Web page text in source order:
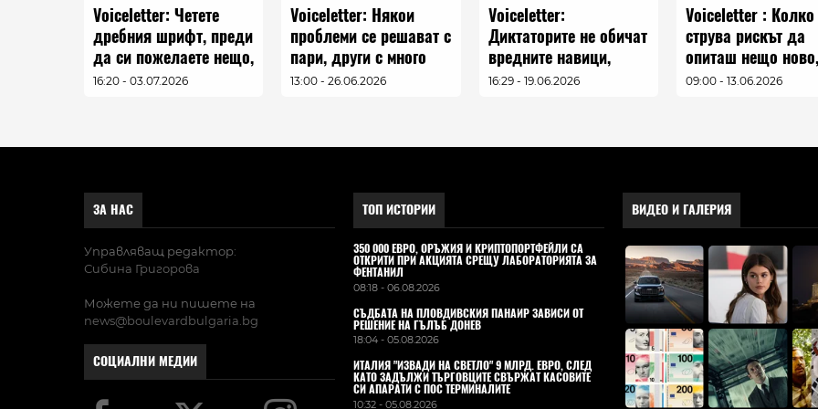
Voiceletter: Четете
дребния шрифт, преди
да си пожелаете нещо,
Епизод 22
16:20 - 03.07.2026
Voiceletter: Някои
проблеми се решават с
пари, други с много
пари, а трети - с
13:00 - 26.06.2026
Voiceletter:
Диктаторите не обичат
вредните навици,
епизод 20
16:29 - 19.06.2026
Voiceletter : Колко
струва рискът да
опиташ нещо ново,
Епизод 19
09:00 - 13.06.2026
ЗА НАС
Управляващ редактор:
Сибина Григорова
Можете да ни пишете на
news@boulevardbulgaria.bg
СОЦИАЛНИ МЕДИИ
ТОП ИСТОРИИ
350 000 ЕВРО, ОРЪЖИЯ И КРИПТОПОРТФЕЙЛИ СА
ОТКРИТИ ПРИ АКЦИЯТА СРЕЩУ ЛАБОРАТОРИЯТА ЗА
ФЕНТАНИЛ
08:18 - 06.08.2026
СЪДБАТА НА ПЛОВДИВСКИЯ ПАНАИР ЗАВИСИ ОТ
РЕШЕНИЕ НА ГЪЛЪБ ДОНЕВ
18:04 - 05.08.2026
ИТАЛИЯ "ИЗВАДИ НА СВЕТЛО" 9 МЛРД. ЕВРО, СЛЕД
КАТО ЗАДЪЛЖИ ТЪРГОВЦИТЕ СВЪРЖАТ КАСОВИТЕ
СИ АПАРАТИ С ПОС ТЕРМИНАЛИТЕ
10:32 - 05.08.2026
ВИДЕО И ГАЛЕРИЯ